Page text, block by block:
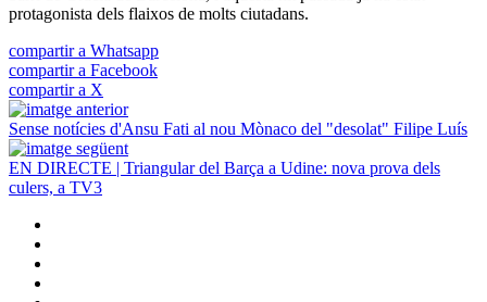
protagonista dels flaixos de molts ciutadans.
compartir a Whatsapp
compartir a Facebook
compartir a X
Sense notícies d'Ansu Fati al nou Mònaco del "desolat" Filipe Luís
EN DIRECTE | Triangular del Barça a Udine: nova prova dels
culers, a TV3